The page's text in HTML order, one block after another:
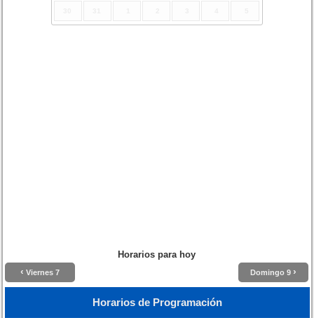
Horarios para hoy
‹ Viernes 7 Domingo 9 ›
Horarios de Programación